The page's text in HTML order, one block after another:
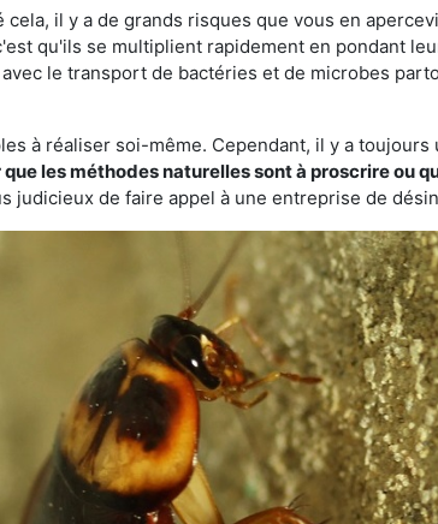
cela, il y a de grands risques que vous en
qu'ils se multiplient rapidement en pondant
le transport de bactéries et de microbes
à réaliser soi-même. Cependant, il y a
les méthodes naturelles sont à proscrire ou
judicieux de faire appel à une entreprise de